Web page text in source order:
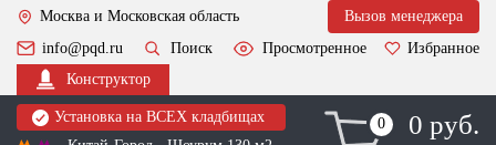
Москва и Московская область
Вызов менеджера
info@pqd.ru
Поиск Просмотренное
Избранное
Конструктор
Установка на ВСЕХ кладбищах
0
0 0 руб.